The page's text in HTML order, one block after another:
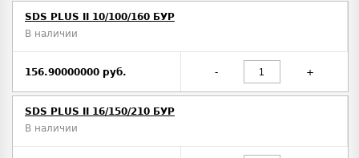
SDS PLUS II 10/100/160 БУР
В наличии
156.90000000 руб. - +
SDS PLUS II 16/150/210 БУР
В наличии